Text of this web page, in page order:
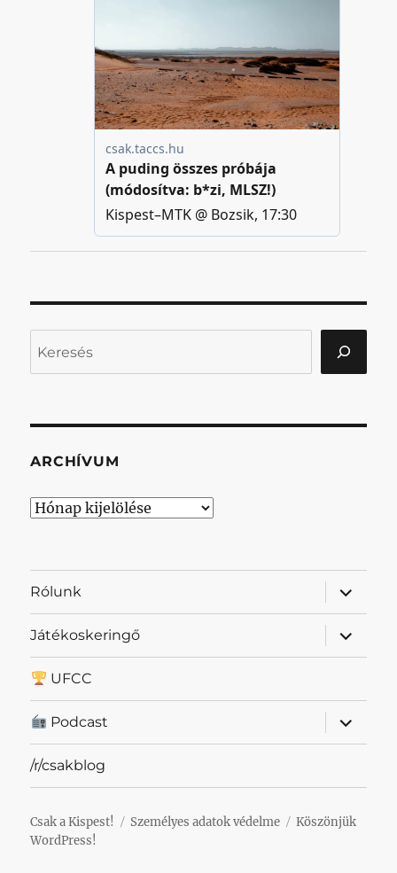
ARCHÍVUM
Archívum
Rólunk
almenü
Játékoskeringő
almenü
UFCC
Podcast
almenü
/r/csakblog
Csak a Kispest! Személyes adatok védelme
Köszönjük
WordPress!